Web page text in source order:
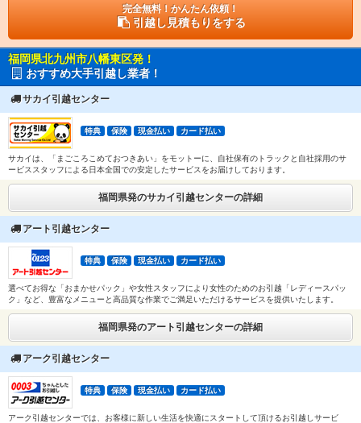
完全無料！かんたん依頼！
引越し見積もりをする
福岡県北九州市八幡東区発！
おすすめ大手引越し業者！
サカイ引越センター
特典 保険 現金払い カード払い
サカイは、「まごころこめておつきあい」をモットーに、自社保有のトラックと自社採用のサ
ービススタッフによる日本全国での安定したサービスをお届けしております。
福岡県発のサカイ引越センターの詳細
アート引越センター
特典 保険 現金払い カード払い
選べてお得な「おまかせパック」や女性スタッフにより女性のためのお引越「レディースパッ
ク」など、豊富なメニューと高品質な作業でご満足いただけるサービスを提供いたします。
福岡県発のアート引越センターの詳細
アーク引越センター
特典 保険 現金払い カード払い
アーク引越センターでは、お客様に新しい生活を快適にスタートして頂けるお引越しサービ